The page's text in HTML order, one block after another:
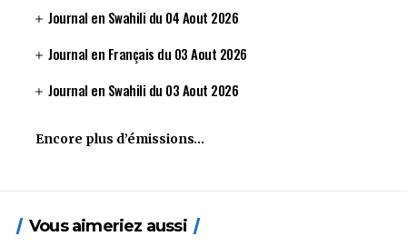
Journal en Swahili du 04 Aout 2026
Journal en Français du 03 Aout 2026
Journal en Swahili du 03 Aout 2026
Encore plus d’émissions…
Vous aimeriez aussi